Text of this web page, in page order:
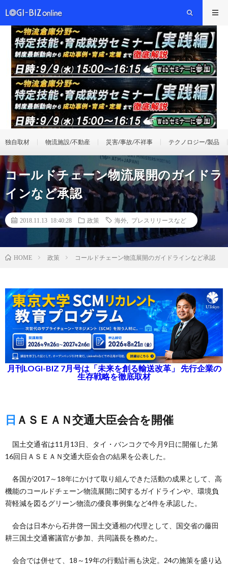
独自取材 物流施設/不動産 災害/事故/不祥事 テクノロジー/製品
コールドチェーン物流展開のガイドラ
インなど承認
2018.11.13 18:40:28 政策 海外 プレスリリースなど
HOME 政策 コールドチェーン物流展開のガイドラインなど承認
月刊LOGI-BIZ 7月号は「未来を創る輸送改革」 先行企業の
生存戦略を徹底取材
日ＡＳＥＡＮ交通大臣会合を開催
国土交通省は11月13日、タイ・バンコクで今月9日に開催した第
16回日ＡＳＥＡＮ交通大臣会合の結果を公表した。
各国が2017～18年にかけて取り組んできた活動の成果として、高
機能のコールドチェーン物流展開に関するガイドラインや、環境負
荷軽減を図るグリーン物流の優良事例集など4件を承認した。
会合は日本から石井啓一国土交通相の代理として、国交省の藤田
耕三国土交通審議官が参加、共同議長を務めた。
会合では併せて、18～19年の行動計画も決定。24の施策を盛り込